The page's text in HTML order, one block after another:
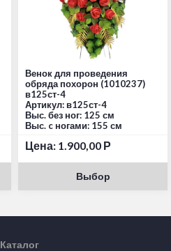
Венок для проведения
обряда похорон (1010237)
в125ст-4
Артикул: в125ст-4
Выс. без ног: 125 см
Выс. c ногами: 155 см
Цена: 1.900,00 Р
Выбор
Каталог